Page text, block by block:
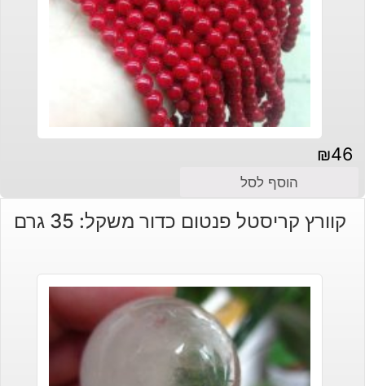
₪46
הוסף לסל
קוורץ קריסטל פנטום כדור משקל: 35 גרם